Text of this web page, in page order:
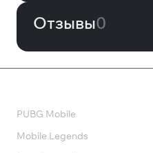
Отзывы0
PUBG Mobile
Mobile Legends